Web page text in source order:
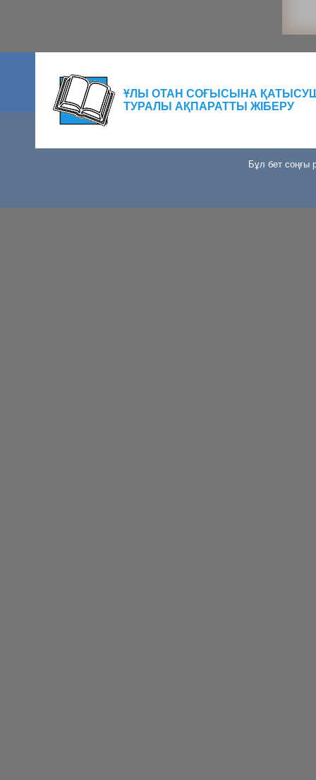
ҰЛЫ ОТАН СОҒЫСЫНА
ТУРАЛЫ АҚПАРАТТЫ ЖІБЕРУ
Бұл бет соңғы